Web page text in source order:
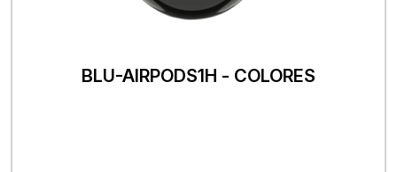
BLU-AIRPODS1H - COLORES